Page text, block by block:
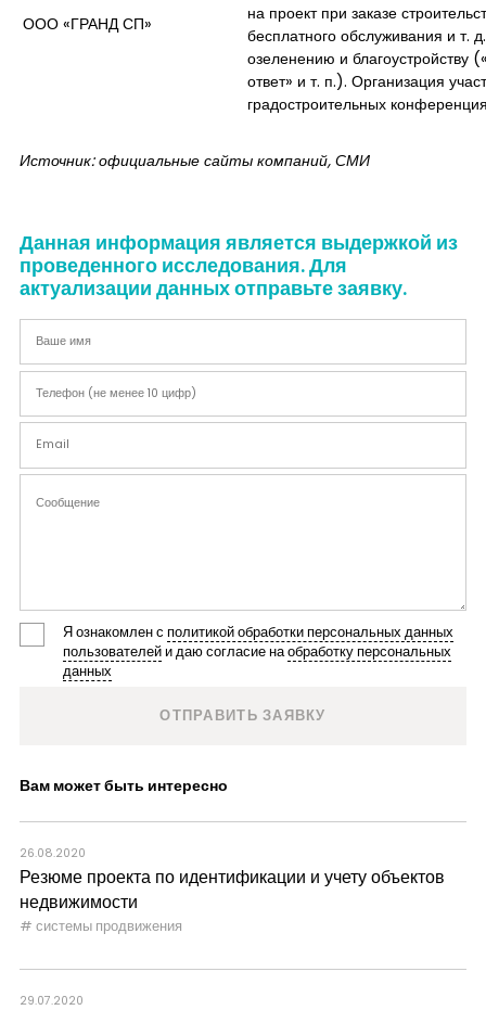
ООО «ГРАНД СП»
на проект при заказе
бесплатного обслуживания и т.
озеленению и благоустройству
ответ» и т. п.). Организация
градостроительных
Источник: официальные сайты компаний, СМИ
Данная информация является выдержкой из
проведенного исследования. Для
актуализации данных отправьте заявку.
Я ознакомлен с политикой обработки персональных данных
пользователейи даю согласие наобработку персональных
данных
Вам может быть интересно
26.08.2020
Резюме проекта по идентификации и учету объектов
недвижимости
системы продвижения
29.07.2020